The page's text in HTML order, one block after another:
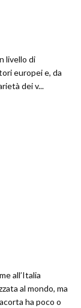
livello di
europei e, da
dei v...
all’Italia
al mondo, ma
ha poco o